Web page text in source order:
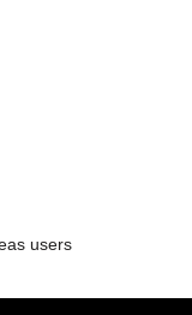
users